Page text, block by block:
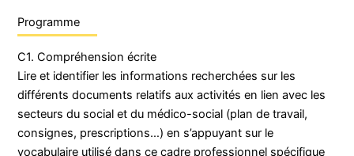
Programme
C1. Compréhension écrite
Lire et identifier les informations recherchées sur les
différents documents relatifs aux activités en lien avec les
secteurs du social et du médico-social (plan de travail,
consignes, prescriptions…) en s’appuyant sur le
vocabulaire utilisé dans ce cadre professionnel spécifique